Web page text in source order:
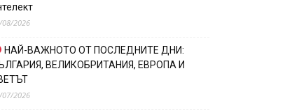
08/2026
НАЙ-ВАЖНОТО ОТ ПОСЛЕДНИТЕ ДНИ:
ВЕЛИКОБРИТАНИЯ, ЕВРОПА И
07/2026